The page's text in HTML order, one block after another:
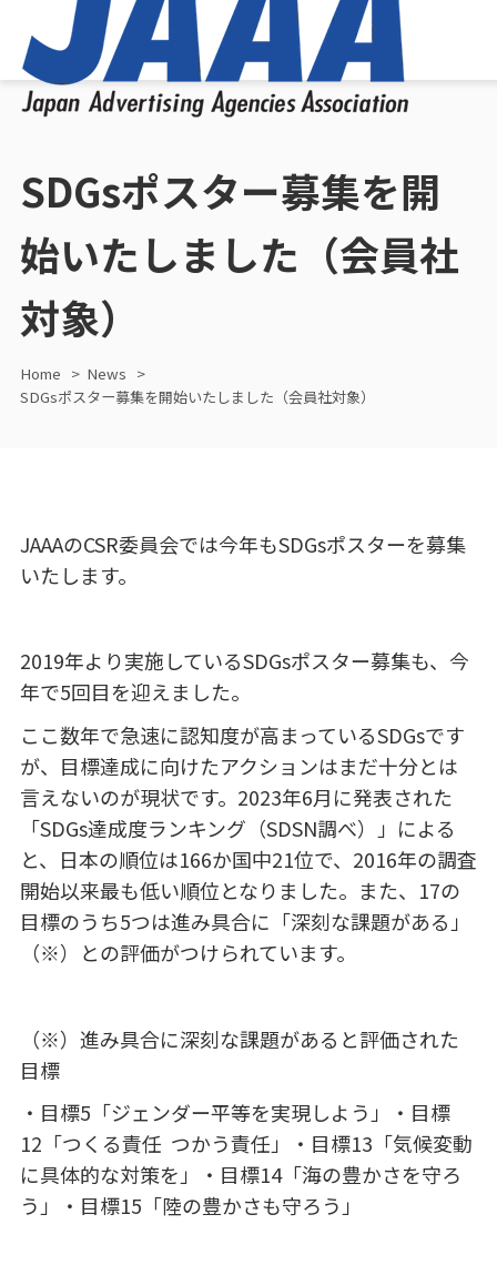
SDGsポスター募集を開
始いたしました（会員社
対象）
Home
News
SDGsポスター募集を開始いたしました（会員社対象）
JAAAのCSR委員会では今年もSDGsポスターを募集
いたします。
2019年より実施しているSDGsポスター募集も、今
年で5回目を迎えました。
ここ数年で急速に認知度が高まっているSDGsです
が、目標達成に向けたアクションはまだ十分とは
言えないのが現状です。 2023年6月に発表された
「SDGs達成度ランキング（SDSN調べ）」による
と、日本の順位は166か国中21位で、 2016年の調査
開始以来最も低い順位となりました。また、 17の
目標のうち5つは進み具合に「深刻な課題がある」
（※）との評価がつけられています。
（※）進み具合に深刻な課題があると評価された
目標
・目標5「ジェンダー平等を実現しよう」・目標
12「つくる責任 つかう責任」・目標13「気候変動
に具体的な対策を」・目標14「海の豊かさを守ろ
う」・目標15「陸の豊かさも守ろう」